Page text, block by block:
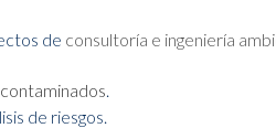
de consultoría e ingeniería
.
de riesgos.